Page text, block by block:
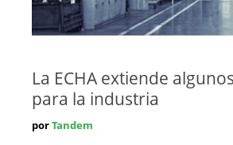
La ECHA extiende
para la industria
porTandem